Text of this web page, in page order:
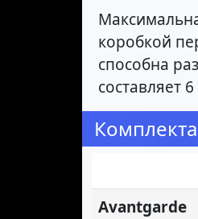
коробкой
способна
составляет
Avantgarde